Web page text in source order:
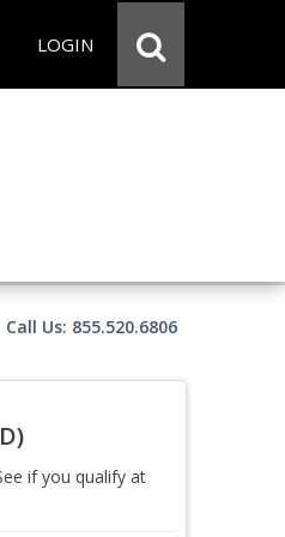
LOGIN
Call Us: 855.520.6806
if you qualify at